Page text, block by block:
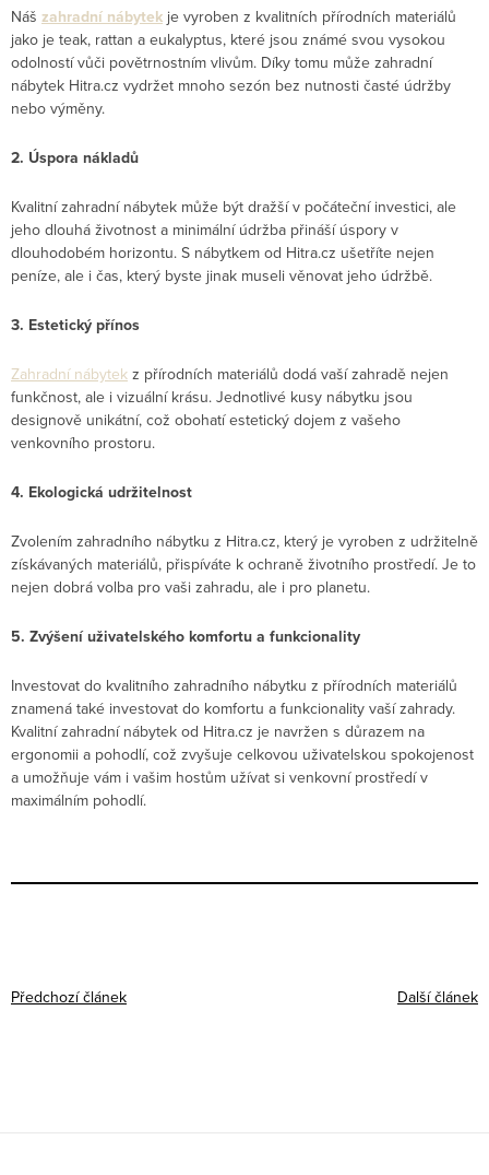
Náš zahradní nábytek je vyroben z kvalitních přírodních materiálů
jako je teak, rattan a eukalyptus, které jsou známé svou vysokou
odolností vůči povětrnostním vlivům. Díky tomu může zahradní
nábytek Hitra.cz vydržet mnoho sezón bez nutnosti časté údržby
nebo výměny.
2. Úspora nákladů
Kvalitní zahradní nábytek může být dražší v počáteční investici, ale
jeho dlouhá životnost a minimální údržba přináší úspory v
dlouhodobém horizontu. S nábytkem od Hitra.cz ušetříte nejen
peníze, ale i čas, který byste jinak museli věnovat jeho údržbě.
3. Estetický přínos
Zahradní nábytek z přírodních materiálů dodá vaší zahradě nejen
funkčnost, ale i vizuální krásu. Jednotlivé kusy nábytku jsou
designově unikátní, což obohatí estetický dojem z vašeho
venkovního prostoru.
4. Ekologická udržitelnost
Zvolením zahradního nábytku z Hitra.cz, který je vyroben z udržitelně
získávaných materiálů, přispíváte k ochraně životního prostředí. Je to
nejen dobrá volba pro vaši zahradu, ale i pro planetu.
5. Zvýšení uživatelského komfortu a funkcionality
Investovat do kvalitního zahradního nábytku z přírodních materiálů
znamená také investovat do komfortu a funkcionality vaší zahrady.
Kvalitní zahradní nábytek od Hitra.cz je navržen s důrazem na
ergonomii a pohodlí, což zvyšuje celkovou uživatelskou spokojenost
a umožňuje vám i vašim hostům užívat si venkovní prostředí v
maximálním pohodlí.
Předchozí článek Další článek